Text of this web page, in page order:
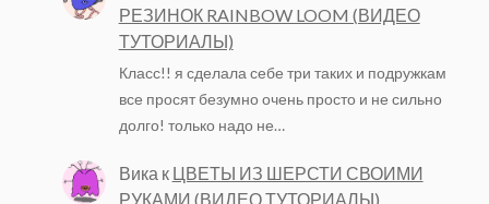
РЕЗИНОК RAINBOW LOOM (ВИДЕО
ТУТОРИАЛЫ)
Класс!! я сделала себе три таких и подружкам
все просят безумно очень просто и не сильно
долго! только надо не…
Вика к ЦВЕТЫ ИЗ ШЕРСТИ СВОИМИ
РУКАМИ (ВИДЕО ТУТОРИАЛЫ)